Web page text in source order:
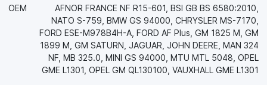
действовать только при образовании очагов коррозии,
таким образом достигается максимальная защита с
самого начала эксплуатации и увеличивается срок службы
двигателя;
- Обладает выдающейся термостабильностью.
Предохраняет от накипи;
OEM
AFNOR FRANCE NF R15-601, BSI GB BS 6580:2010,
NATO S-759, BMW GS 94000, CHRYSLER MS-7170,
FORD ESE-M978B4H-A, FORD AF Plus, GM 1825 M, GM
1899 M, GM SATURN, JAGUAR, JOHN DEERE, MAN 324
NF, MB 325.0, MINI GS 94000, MTU MTL 5048, OPEL
GME L1301, OPEL GM QL130100, VAUXHALL GME L1301